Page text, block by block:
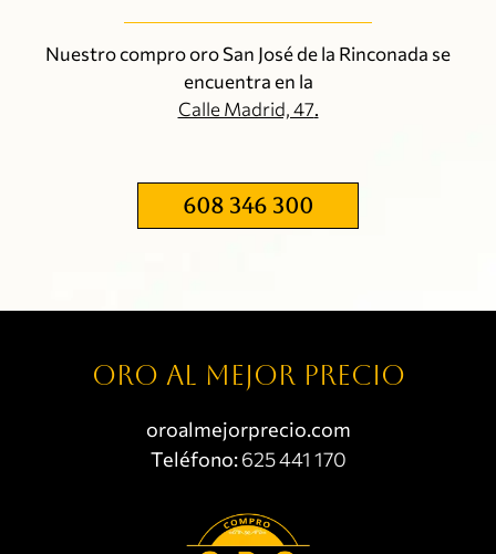
Nuestro compro oro San José de la Rinconada se
encuentra en la
Calle Madrid, 47.
608 346 300
Oro al mejor precio
oroalmejorprecio.com
Teléfono:625 441 170